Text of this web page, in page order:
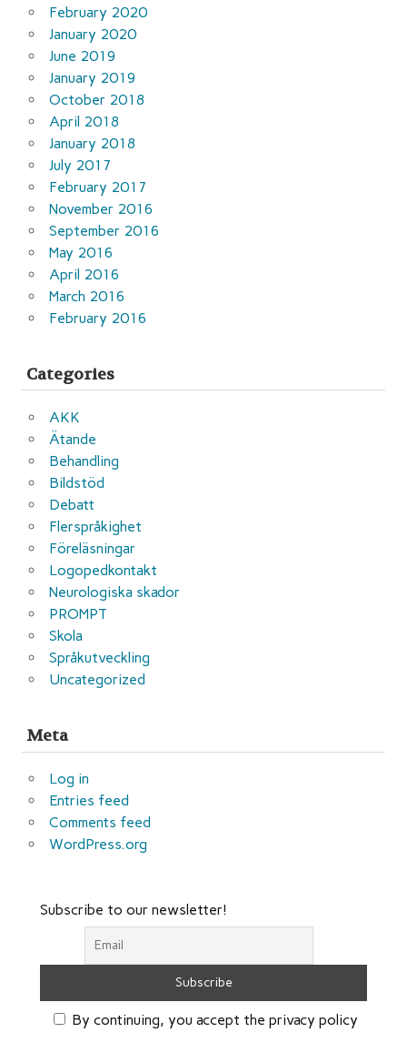
February 2020
January 2020
June 2019
January 2019
October 2018
April 2018
January 2018
July 2017
February 2017
November 2016
September 2016
May 2016
April 2016
March 2016
February 2016
Categories
AKK
Ätande
Behandling
Bildstöd
Debatt
Flerspråkighet
Föreläsningar
Logopedkontakt
Neurologiska skador
PROMPT
Skola
Språkutveckling
Uncategorized
Meta
Log in
Entries feed
Comments feed
WordPress.org
Subscribe to our newsletter!
By continuing, you accept the privacy policy